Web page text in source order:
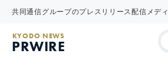
共同通信グループのプレスリリース配信メデ
KYODO NEWS
PRWIRE